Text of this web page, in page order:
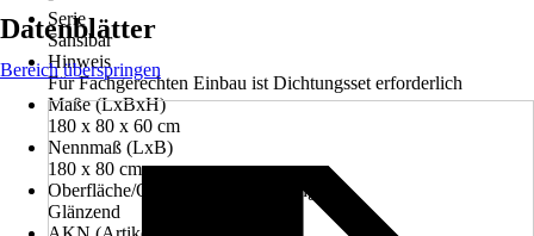
Serie
Sansibar
Hinweis
Für Fachgerechten Einbau ist Dichtungsset erforderlich
Maße (LxBxH)
180 x 80 x 60 cm
Nennmaß (LxB)
180 x 80 cm
Oberfläche/Oberflächenbehandlung
Glänzend
Datenblätter
Bereich überspringen